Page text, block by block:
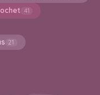
41
21